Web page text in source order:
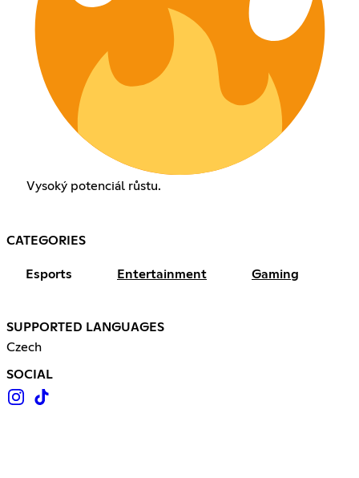
Vysoký potenciál růstu.
CATEGORIES
Esports Entertainment Gaming
SUPPORTED LANGUAGES
Czech
SOCIAL